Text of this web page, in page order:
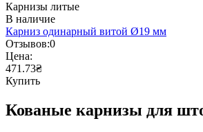
Карнизы литые
В наличие
Карниз одинарный витой Ø19 мм
Отзывов:0
Цена:
471.73₴
Купить
Кованые карнизы для